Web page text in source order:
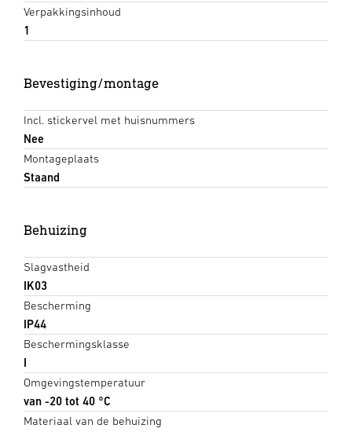
Verpakkingsinhoud
1
Bevestiging/montage
Incl. stickervel met huisnummers
Nee
Montageplaats
Staand
Behuizing
Slagvastheid
IK03
Bescherming
IP44
Beschermingsklasse
I
Omgevingstemperatuur
van -20 tot 40 °C
Materiaal van de behuizing